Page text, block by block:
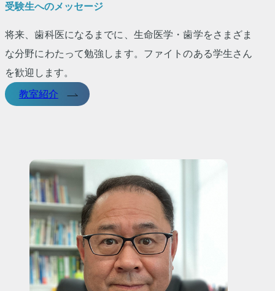
受験生へのメッセージ
将来、歯科医になるまでに、生命医学・歯学をさまざま
な分野にわたって勉強します。ファイトのある学生さん
を歓迎します。
教室紹介